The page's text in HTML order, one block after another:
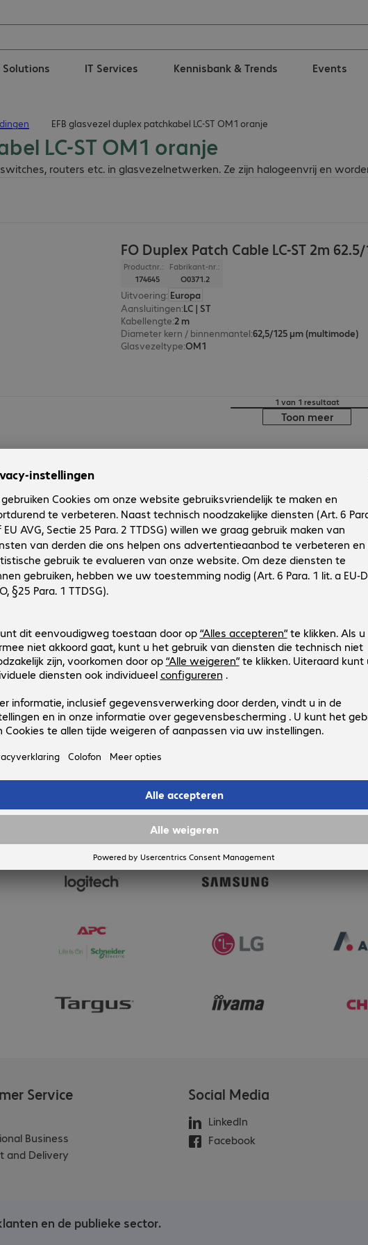
Solutions IT Services Kennisbank & Trends Events
EFB glasvezel duplex patchkabel LC-ST OM1 oranje
LC-ST OM1 oranje
routers etc. in glasvezelnetwerken. Ze zijn halogeenvrij en
FO Duplex Patch Cable LC-ST 2m
Productnr.:
174645
Fabrikant-nr.:
O0371.2
Uitvoering: Europa
Aansluitingen:LC | ST
Kabellengte:2 m
Diameter kern / binnenmantel:62,5/125 µm (multimode)
Glasvezeltype:OM1
1 van 1 resultaat
Toon meer
Service
Business
and Delivery
Social Media
LinkedIn
Facebook
en de publieke sector.